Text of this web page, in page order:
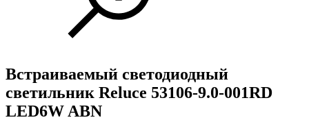
Встраиваемый светодиодный
светильник Reluce 53106-9.0-001RD
LED6W ABN